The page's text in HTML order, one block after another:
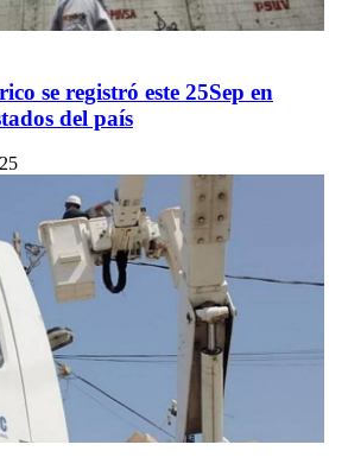
se registró este 25Sep en
del país